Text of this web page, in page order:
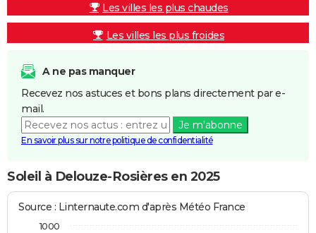
Les villes les plus chaudes
Les villes les plus froides
A ne pas manquer
Recevez nos astuces et bons plans directement par e-
mail.
Je m'abonne
En savoir plus sur notre politique de confidentialité
Soleil à Delouze-Rosières en 2025
Source : Linternaute.com d'après Météo France
1000